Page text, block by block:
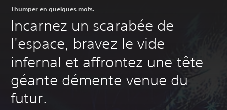
Thumper en quelques mots.
Incarnez un scarabée de
l'espace, bravez le vide
infernal et affrontez une tête
géante démente venue du
futur.